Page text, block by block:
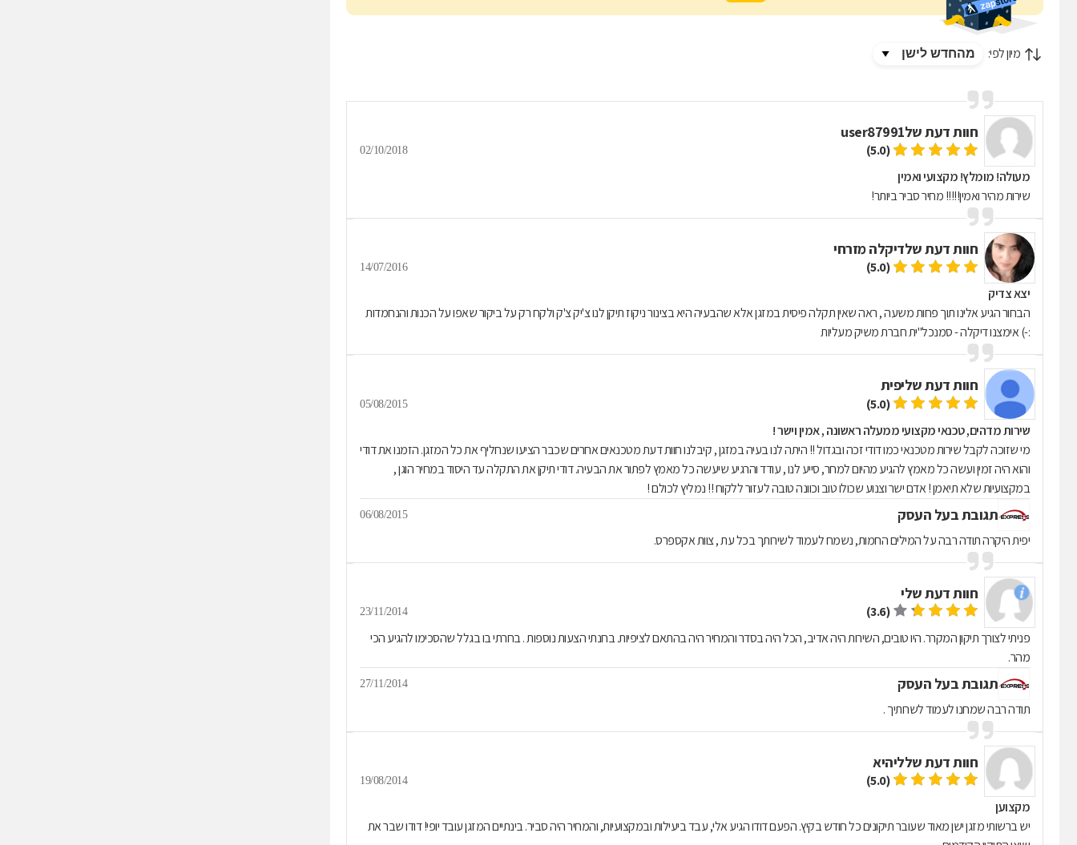
מיון לפי:
חוות דעת שלuser87991
(5.0)
02/10/2018
מעולה! מומלץ! מקצועי ואמין
שירות מהיר ואמין!!!!! מחיר סביר ביותר!
חוות דעת שלדיקלה מזרחי
(5.0)
14/07/2016
יצא צדיק
הבחור הגיע אלינו תוך פחות משעה , ראה שאין תקלה פיסית במזגן אלא שהבעיה היא בצינור ניקוז תיקן לנו צ'יק צ'ק ולקח רק על ביקור שאפו על הכנות והנחמדות
:-) אימצנו דיקלה - סמנכל"ית חברת משיק מעליות
חוות דעת שליפית
(5.0)
05/08/2015
שירות מדהים, טכנאי מקצועי ממעלה ראשונה , אמין וישר !
מי שזוכה לקבל שירות מטכנאי כמו דודי זכה ובגדול !! היתה לנו בעיה במזגן , קיבלנו חוות דעת מטכנאים אחרים שכבר הציעו שנחליף את כל המזגן. הזמנו את דודי
והוא היה זמין ועשה כל מאמץ להגיע מהיום למחר, סייע לנו , עודד והרגיע שיעשה כל מאמץ לפתור את הבעיה. דודי תיקן את התקלה עד היסוד במחיר הוגן ,
במקצועיות שלא תיאמן ! אדם ישר וצנוע שכולו טוב וכוונה טובה לעזור ללקוח !! נמליץ לכולם !
תגובת בעל העסק 06/08/2015
יפית היקרה תודה רבה על המילים החמות, נשמח לעמוד לשירותך בכל עת , צוות אקספרס.
חוות דעת שלי
(3.6)
23/11/2014
פניתי לצורך תיקון המקרר. היו טובים, השירות היה אדיב, הכל היה בסדר והמחיר היה בהתאם לציפיות. בחנתי הצעות נוספות . בחרתי בו בגלל שהסכימו להגיע הכי
מהר.
תגובת בעל העסק 27/11/2014
תודה רבה שמחנו לעמוד לשרותיך .
חוות דעת שלליהיא
(5.0)
19/08/2014
מקצוען
יש ברשותי מזגן ישן מאוד שעובר תיקונים כל חודש בקיץ. הפעם דודו הגיע אלי, עבד ביעילות ובמקצועיות, והמחיר היה סביר. בינתיים המזגן עובד יופי! דודו שבר את